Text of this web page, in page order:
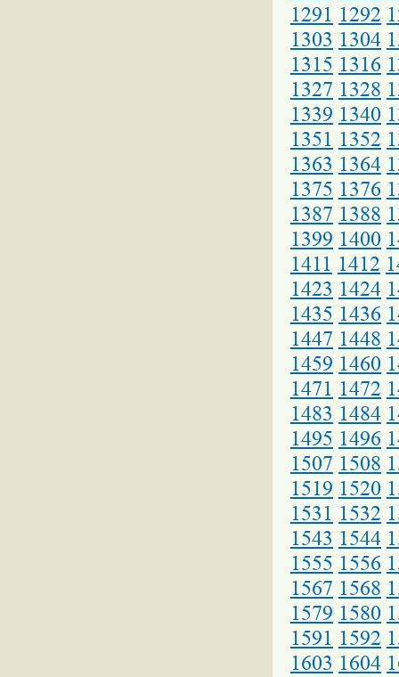
1291 1292
1303 1304
1315 1316
1327 1328
1339 1340
1351 1352
1363 1364
1375 1376
1387 1388
1399 1400
1411 1412
1423 1424
1435 1436
1447 1448
1459 1460
1471 1472
1483 1484
1495 1496
1507 1508
1519 1520
1531 1532
1543 1544
1555 1556
1567 1568
1579 1580
1591 1592
1603 1604